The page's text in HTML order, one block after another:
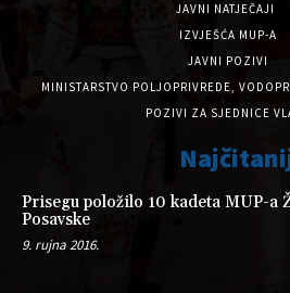
JAVNI NATJEČAJI
IZVJEŠĆA MUP-A
JAVNI POZIVI
MINISTARSTVO POLJOPRIVREDE,
POZIVI ZA SJEDNICE
Prisegu položilo 10 kadeta MUP-a
Posavske
9. rujna 2016.